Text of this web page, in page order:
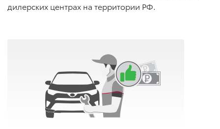
дилерских центрах на территории РФ.